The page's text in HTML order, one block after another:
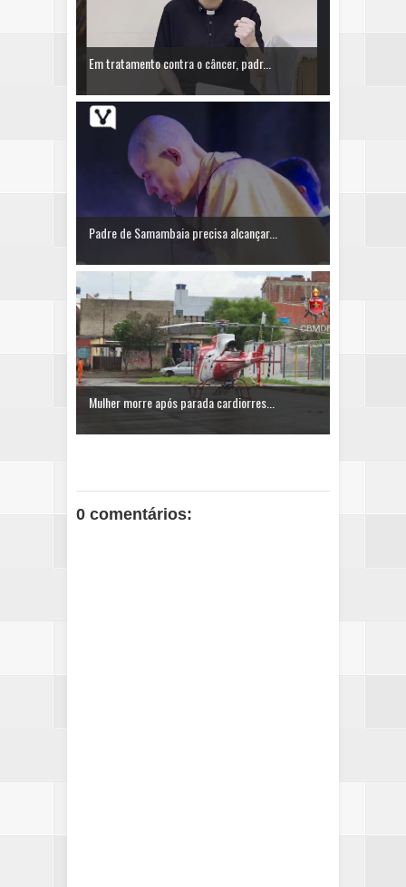
Em tratamento contra o câncer, padr...
Padre de Samambaia precisa alcançar...
Mulher morre após parada cardiorres...
0 comentários: